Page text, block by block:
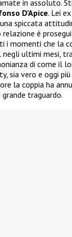
in assoluto.
D’Apice. Lei
spiccata
è
i momenti che la
negli ultimi mesi,
di come il
sia vero e oggi
la coppia ha
traguardo.